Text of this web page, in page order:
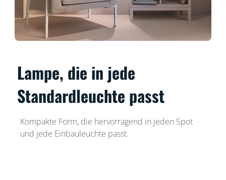
Lampe, die in jede
Standardleuchte passt
Kompakte Form, die hervorragend in jeden Spot
und jede Einbauleuchte passt.